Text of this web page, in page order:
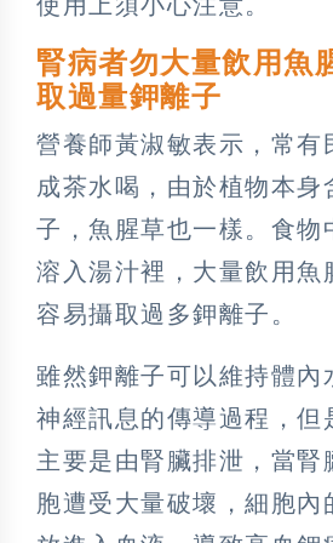
腎病者勿大量飲用
取過量鉀離子
營養師黃淑敏表示，常有
成茶水喝，由於植物本身
子，魚腥草也一樣。食物
溶入湯汁裡，大量飲用魚
容易攝取過多鉀離子。
雖然鉀離子可以維持體內
神經訊息的傳導過程，但
主要是由腎臟排泄，當腎
胞遭受大量破壞，細胞內